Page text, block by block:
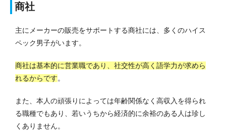
商社
主にメーカーの販売をサポートする商社には、多くのハイス
ペック男子がいます。
商社は基本的に営業職であり、社交性が高く語学力が求めら
れるからです。
また、本人の頑張りによっては年齢関係なく高収入を得られ
る職種でもあり、若いうちから経済的に余裕のある人は珍し
くありません。